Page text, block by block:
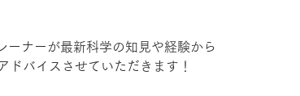
ーナーが最新科学の知見や経験から
ドバイスさせていただきます！